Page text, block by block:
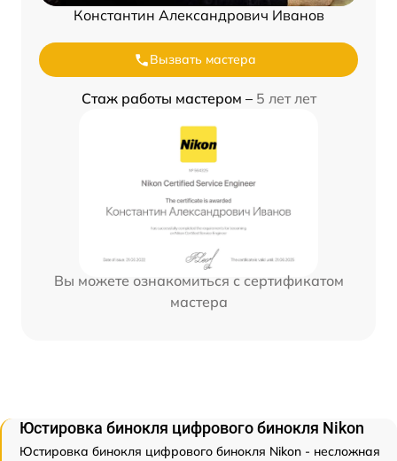
Константин Александрович Иванов
Вызвать мастера
Стаж работы мастером – 5 лет лет
Вы можете ознакомиться с сертификатом
мастера
Юстировка бинокля цифрового бинокля Nikon
Юстировка бинокля цифрового бинокля Nikon - несложная